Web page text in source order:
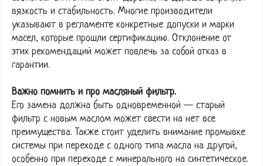
вязкость и стабильность. Многие производители
указывают в регламенте конкретные допуски и марки
масел, которые прошли сертификацию. Отклонение от
этих рекомендаций может повлечь за собой отказ в
гарантии.
Важно помнить и про масляный фильтр.
Его замена должна быть одновременной — старый
фильтр с новым маслом может свести на нет все
преимущества. Также стоит уделить внимание промывке
системы при переходе с одного типа масла на другой,
особенно при переходе с минерального на синтетическое.